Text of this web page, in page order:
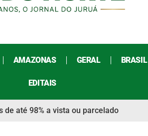
AMAZONAS GERAL BRASIL
EDITAIS
de até 98% a vista ou parcelado